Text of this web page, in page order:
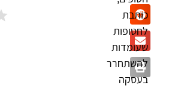
כותבת
לחטופות
שעומדות
להשתחרר
בעסקה